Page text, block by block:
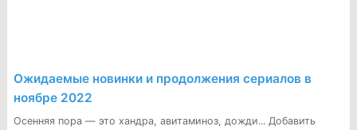
Ожидаемые новинки и продолжения сериалов в
ноябре 2022
Осенняя пора — это хандра, авитаминоз, дожди... Добавить